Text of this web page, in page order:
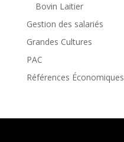
Bovin Laitier
Gestion des salariés
Grandes Cultures
PAC
Références Économiques